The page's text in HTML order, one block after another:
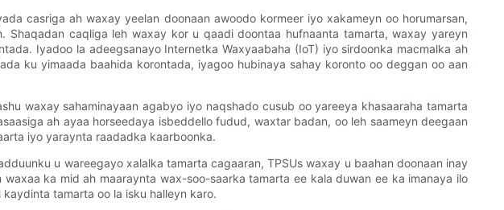
casriga ah waxay yeelan doonaan awoodo kormeer iyo xakameyn oo horumarsan,
Shaqadan caqliga leh waxay kor u qaadi doontaa hufnaanta tamarta, waxay yareyn
Iyadoo la adeegsanayo Internetka Waxyaabaha (IoT) iyo sirdoonka macmalka ah
ku yimaada baahida korontada, iyagoo hubinaya sahay koronto oo deggan oo aan
waxay sahaminayaan agabyo iyo naqshado cusub oo yareeya khasaaraha tamarta
ah ayaa horseedaya isbeddello fudud, waxtar badan, oo leh saameyn deegaan
iyo yaraynta raadadka kaarboonka.
u wareegayo xalalka tamarta cagaaran, TPSUs waxay u baahan doonaan inay
ka mid ah maaraynta wax-soo-saarka tamarta ee kala duwan ee ka imanaya ilo
tamarta oo la isku halleyn karo.